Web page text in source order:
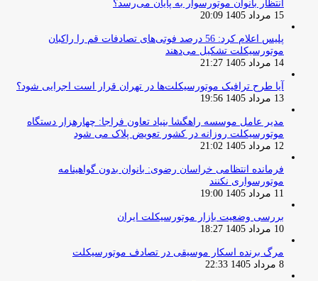
انتظار بانوان موتورسوار به پایان می‌رسد؟
15 مرداد 1405 20:09
پلیس اعلام کرد: 56 درصد فوتی‌های تصادفات قم را راکبان
موتورسیکلت تشکیل می‌دهند
14 مرداد 1405 21:27
آیا طرح ترافیک موتورسیکلت‌ها در تهران قرار است اجرایی شود؟
13 مرداد 1405 19:56
مدیر عامل موسسه راهگشا بنیاد تعاون فراجا: چهارهزار دستگاه
موتورسیکلت روزانه در کشور تعویض پلاک می شود
12 مرداد 1405 21:02
فرمانده انتظامی خراسان رضوی: بانوان بدون گواهینامه
موتورسواری نکنند
11 مرداد 1405 19:00
بررسی وضعیت بازار موتورسیکلت ایران
10 مرداد 1405 18:27
مرگ برنده اسکار موسیقی در تصادف موتورسیکلت
8 مرداد 1405 22:33